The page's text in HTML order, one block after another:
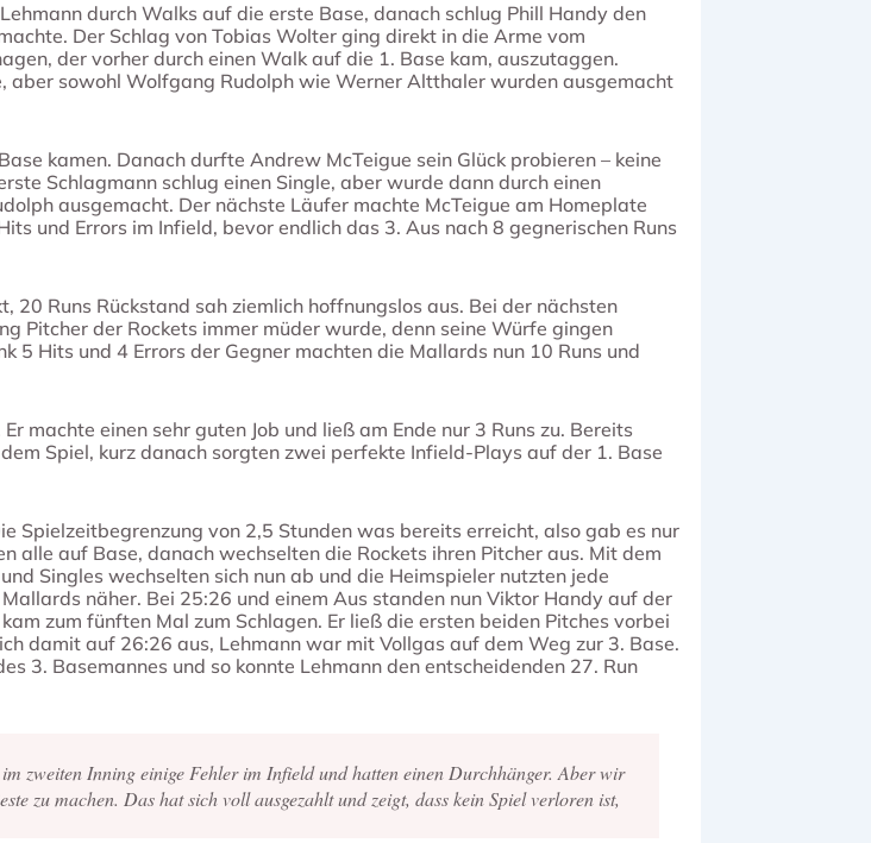
durch Walks auf die erste Base, danach schlug Phill Handy den
Der Schlag von Tobias Wolter ging direkt in die Arme vom
der vorher durch einen Walk auf die 1. Base kam, auszutaggen.
aber sowohl Wolfgang Rudolph wie Werner Altthaler wurden ausgemacht
kamen. Danach durfte Andrew McTeigue sein Glück probieren – keine
Schlagmann schlug einen Single, aber wurde dann durch einen
ausgemacht. Der nächste Läufer machte McTeigue am Homeplate
und Errors im Infield, bevor endlich das 3. Aus nach 8 gegnerischen Runs
Runs Rückstand sah ziemlich hoffnungslos aus. Bei der nächsten
Pitcher der Rockets immer müder wurde, denn seine Würfe gingen
5 Hits und 4 Errors der Gegner machten die Mallards nun 10 Runs und
machte einen sehr guten Job und ließ am Ende nur 3 Runs zu. Bereits
Spiel, kurz danach sorgten zwei perfekte Infield-Plays auf der 1. Base
Spielzeitbegrenzung von 2,5 Stunden was bereits erreicht, also gab es nur
alle auf Base, danach wechselten die Rockets ihren Pitcher aus. Mit dem
Singles wechselten sich nun ab und die Heimspieler nutzten jede
näher. Bei 25:26 und einem Aus standen nun Viktor Handy auf der
zum fünften Mal zum Schlagen. Er ließ die ersten beiden Pitches vorbei
damit auf 26:26 aus, Lehmann war mit Vollgas auf dem Weg zur 3. Base.
3. Basemannes und so konnte Lehmann den entscheidenden 27. Run
zweiten Inning einige Fehler im Infield und hatten einen Durchhänger. Aber wir
zu machen. Das hat sich voll ausgezahlt und zeigt, dass kein Spiel verloren ist,